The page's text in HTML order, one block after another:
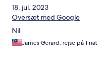
18. jul. 2023
Oversæt med Google
Nil
James Gerard, rejse på 1 nat